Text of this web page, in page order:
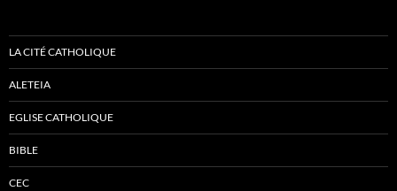
LA CITÉ CATHOLIQUE
ALETEIA
EGLISE CATHOLIQUE
BIBLE
CEC